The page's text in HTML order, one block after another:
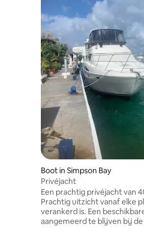
Boot in Simpson Bay
Privéjacht
Een prachtig privéjacht van
Prachtig uitzicht vanaf elke
verankerd is. Een
aangemeerd te blijven bij de